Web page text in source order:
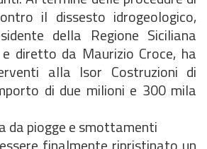
il dissesto idrogeologico,
della Regione Siciliana
diretto da Maurizio Croce, ha
alla Isor Costruzioni di
di due milioni e 300 mila
da piogge e smottamenti